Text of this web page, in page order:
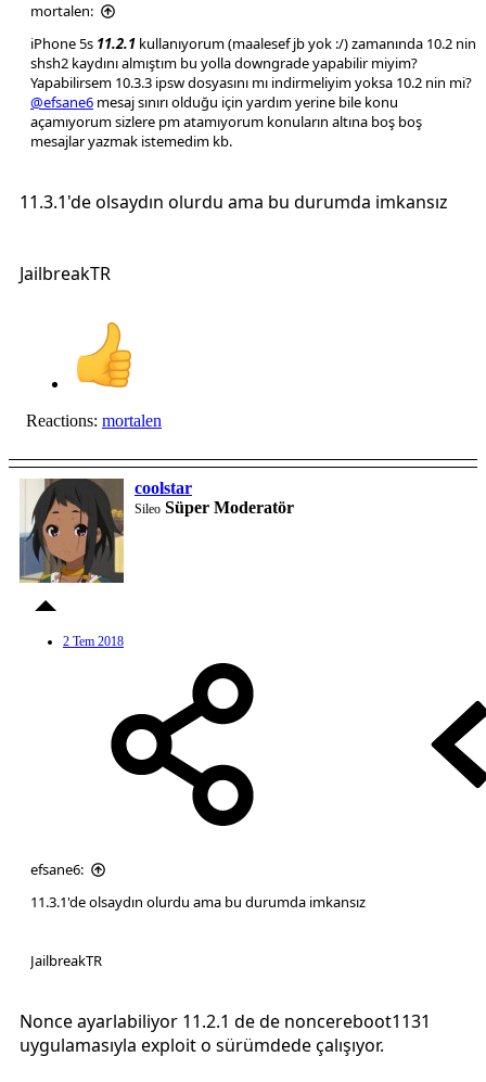
mortalen:
iPhone 5s 11.2.1 kullanıyorum (maalesef jb yok :/) zamanında 10.2 nin
shsh2 kaydını almıştım bu yolla downgrade yapabilir miyim?
Yapabilirsem 10.3.3 ipsw dosyasını mı indirmeliyim yoksa 10.2 nin mi?
@efsane6 mesaj sınırı olduğu için yardım yerine bile konu
açamıyorum sizlere pm atamıyorum konuların altına boş boş
mesajlar yazmak istemedim kb.
11.3.1'de olsaydın olurdu ama bu durumda imkansız
JailbreakTR
Reactions: mortalen
coolstar
Sileo Süper Moderatör
2 Tem 2018
efsane6:
11.3.1'de olsaydın olurdu ama bu durumda imkansız
JailbreakTR
Nonce ayarlabiliyor 11.2.1 de de noncereboot1131
uygulamasıyla exploit o sürümdede çalışıyor.